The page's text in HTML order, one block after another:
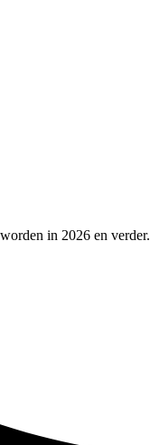
in 2026 en verder.